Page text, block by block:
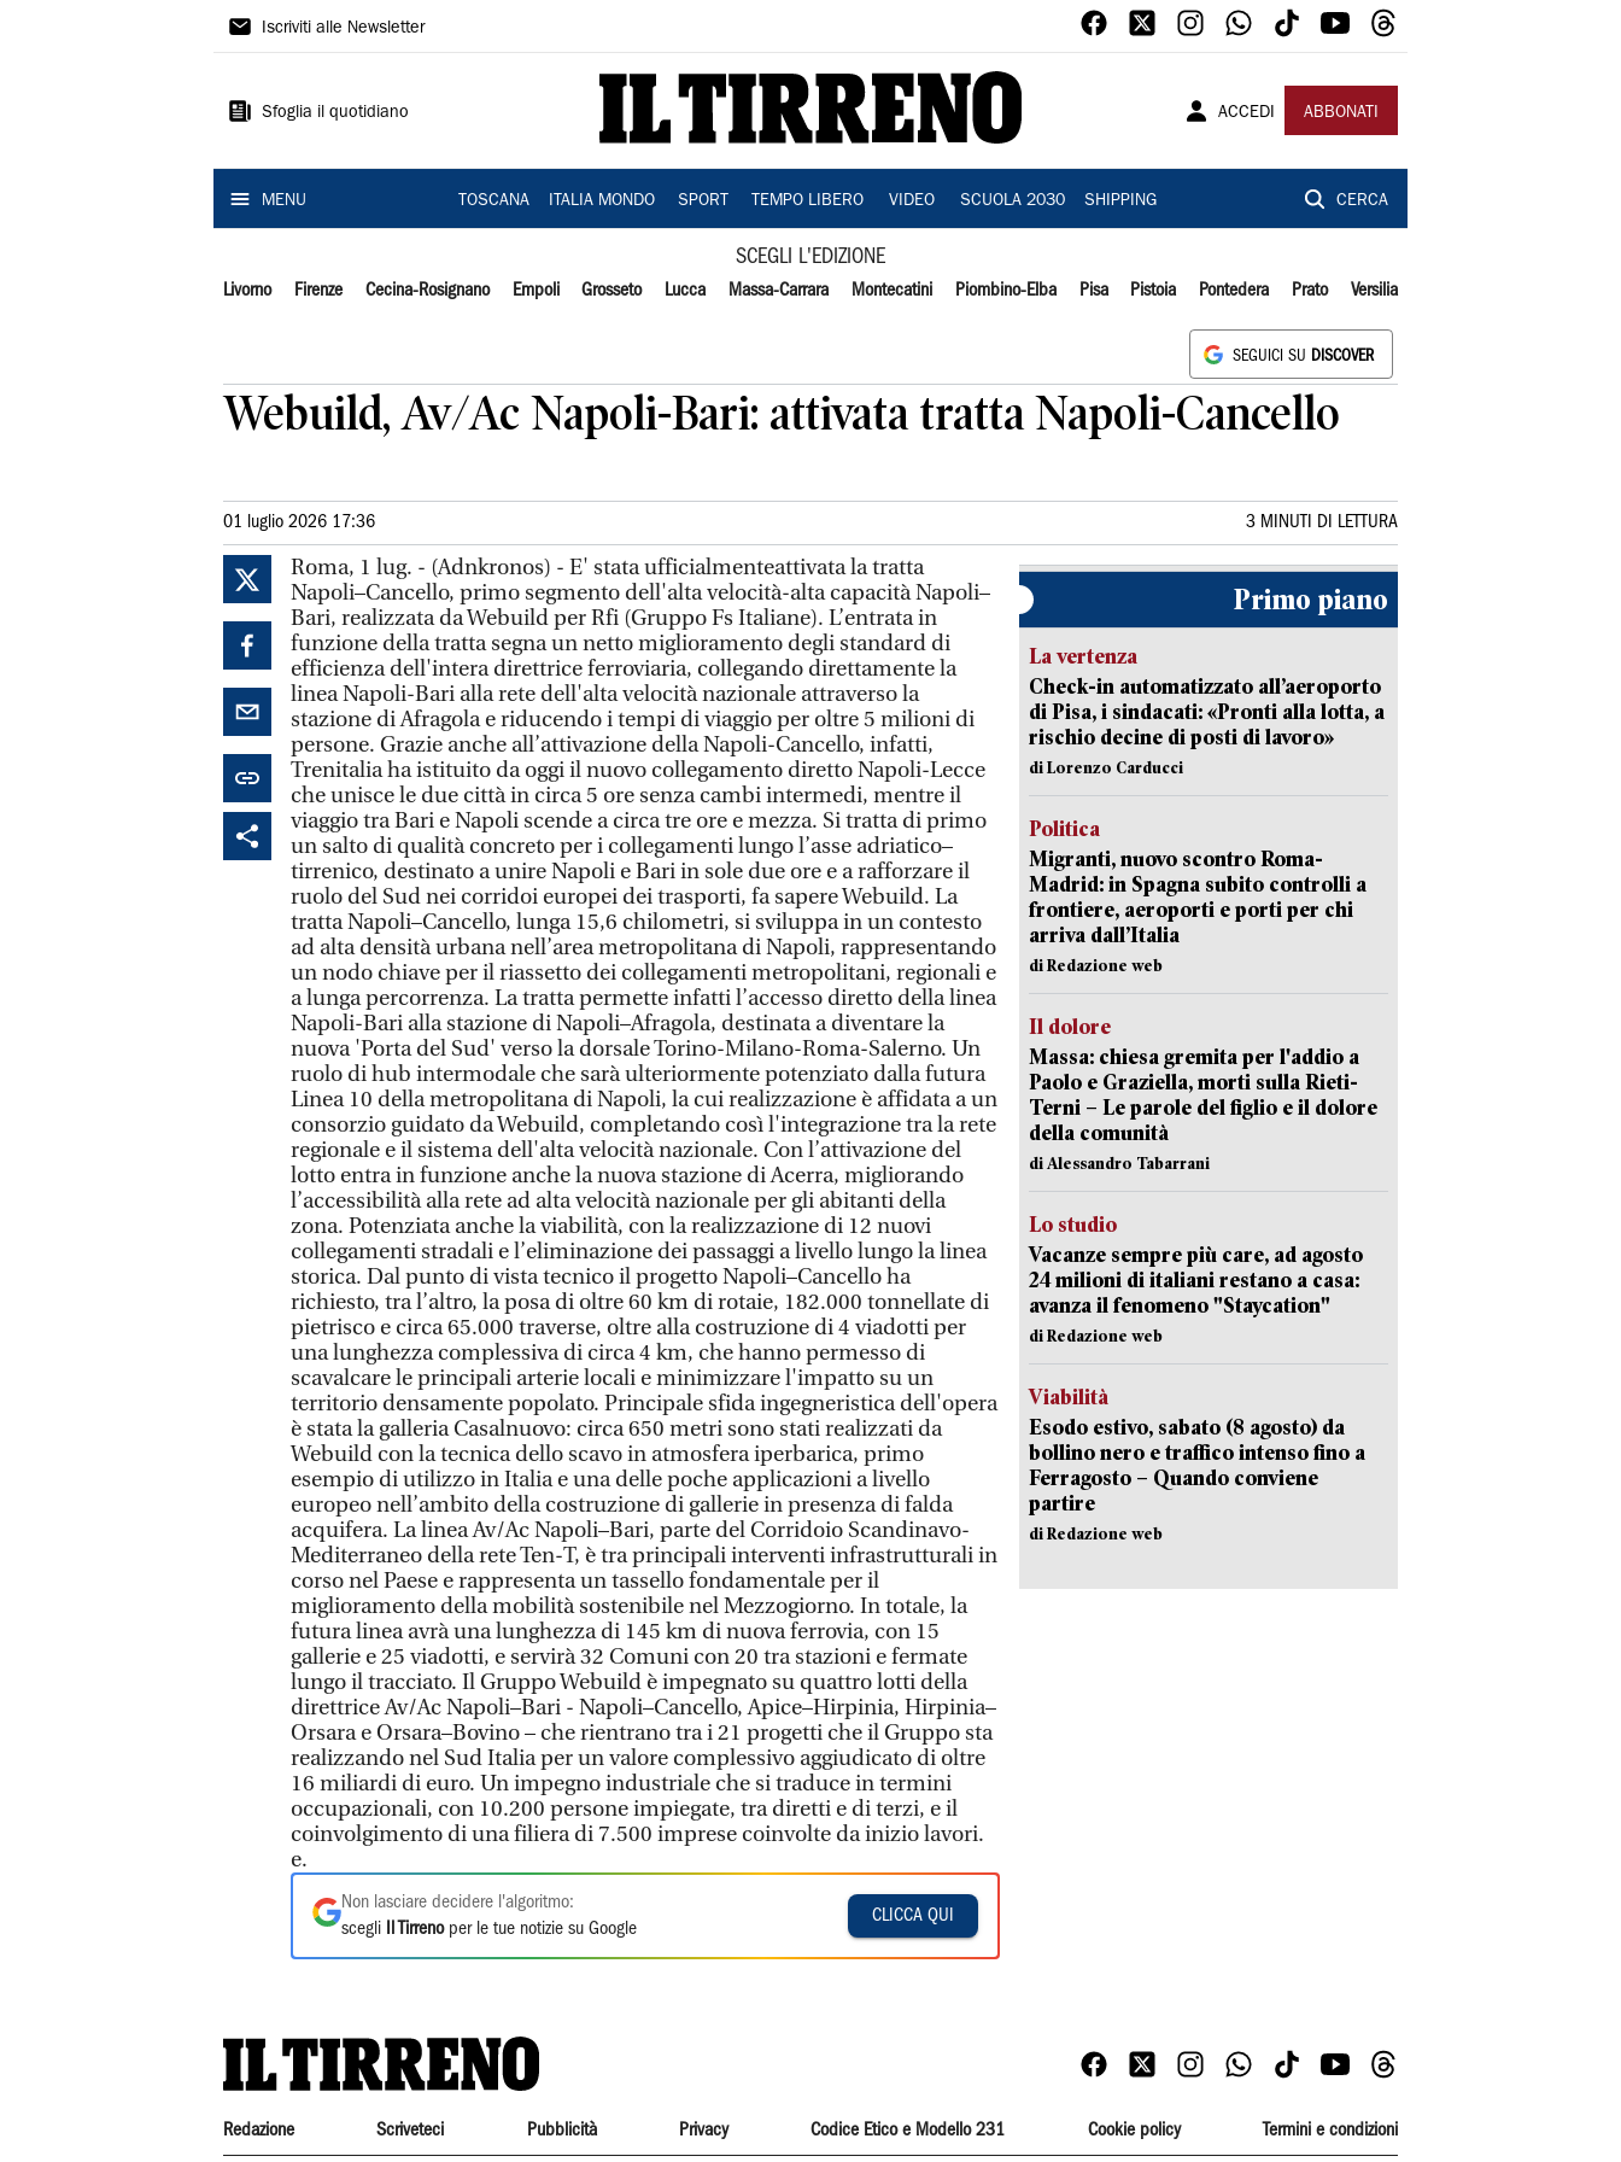
Il
Iscriviti alle Newsletter
Sfoglia il quotidiano ACCEDI ABBONATI
MENU TOSCANA ITALIA MONDO SPORT TEMPO LIBERO VIDEO SCUOLA 2030 SHIPPING CERCA
SCEGLI L'EDIZIONE
Livorno Firenze Cecina-Rosignano Empoli Grosseto Lucca Massa-Carrara Montecatini Piombino-Elba Pisa Pistoia Pontedera Prato Versilia
SEGUICI SU DISCOVER
Webuild, Av/Ac Napoli-Bari: attivata tratta Napoli-Cancello
01 luglio 2026 17:36 3 MINUTI DI LETTURA
Roma, 1 lug. - (Adnkronos) - E' stata ufficialmenteattivata la tratta
Napoli–Cancello, primo segmento dell'alta velocità-alta capacità Napoli–
Bari, realizzata da Webuild per Rfi (Gruppo Fs Italiane). L’entrata in
funzione della tratta segna un netto miglioramento degli standard di
efficienza dell'intera direttrice ferroviaria, collegando direttamente la
linea Napoli-Bari alla rete dell'alta velocità nazionale attraverso la
stazione di Afragola e riducendo i tempi di viaggio per oltre 5 milioni di
persone. Grazie anche all’attivazione della Napoli-Cancello, infatti,
Trenitalia ha istituito da oggi il nuovo collegamento diretto Napoli-Lecce
che unisce le due città in circa 5 ore senza cambi intermedi, mentre il
viaggio tra Bari e Napoli scende a circa tre ore e mezza. Si tratta di primo
un salto di qualità concreto per i collegamenti lungo l’asse adriatico–
tirrenico, destinato a unire Napoli e Bari in sole due ore e a rafforzare il
ruolo del Sud nei corridoi europei dei trasporti, fa sapere Webuild. La
tratta Napoli–Cancello, lunga 15,6 chilometri, si sviluppa in un contesto
ad alta densità urbana nell’area metropolitana di Napoli, rappresentando
un nodo chiave per il riassetto dei collegamenti metropolitani, regionali e
a lunga percorrenza. La tratta permette infatti l’accesso diretto della linea
Napoli-Bari alla stazione di Napoli–Afragola, destinata a diventare la
nuova 'Porta del Sud' verso la dorsale Torino-Milano-Roma-Salerno. Un
ruolo di hub intermodale che sarà ulteriormente potenziato dalla futura
Linea 10 della metropolitana di Napoli, la cui realizzazione è affidata a un
consorzio guidato da Webuild, completando così l'integrazione tra la rete
regionale e il sistema dell'alta velocità nazionale. Con l’attivazione del
lotto entra in funzione anche la nuova stazione di Acerra, migliorando
l’accessibilità alla rete ad alta velocità nazionale per gli abitanti della
zona. Potenziata anche la viabilità, con la realizzazione di 12 nuovi
collegamenti stradali e l’eliminazione dei passaggi a livello lungo la linea
storica. Dal punto di vista tecnico il progetto Napoli–Cancello ha
richiesto, tra l’altro, la posa di oltre 60 km di rotaie, 182.000 tonnellate di
pietrisco e circa 65.000 traverse, oltre alla costruzione di 4 viadotti per
una lunghezza complessiva di circa 4 km, che hanno permesso di
scavalcare le principali arterie locali e minimizzare l'impatto su un
territorio densamente popolato. Principale sfida ingegneristica dell'opera
è stata la galleria Casalnuovo: circa 650 metri sono stati realizzati da
Webuild con la tecnica dello scavo in atmosfera iperbarica, primo
esempio di utilizzo in Italia e una delle poche applicazioni a livello
europeo nell’ambito della costruzione di gallerie in presenza di falda
acquifera. La linea Av/Ac Napoli–Bari, parte del Corridoio Scandinavo-
Mediterraneo della rete Ten-T, è tra principali interventi infrastrutturali in
corso nel Paese e rappresenta un tassello fondamentale per il
miglioramento della mobilità sostenibile nel Mezzogiorno. In totale, la
futura linea avrà una lunghezza di 145 km di nuova ferrovia, con 15
gallerie e 25 viadotti, e servirà 32 Comuni con 20 tra stazioni e fermate
lungo il tracciato. Il Gruppo Webuild è impegnato su quattro lotti della
direttrice Av/Ac Napoli–Bari - Napoli–Cancello, Apice–Hirpinia, Hirpinia–
Orsara e Orsara–Bovino – che rientrano tra i 21 progetti che il Gruppo sta
realizzando nel Sud Italia per un valore complessivo aggiudicato di oltre
16 miliardi di euro. Un impegno industriale che si traduce in termini
occupazionali, con 10.200 persone impiegate, tra diretti e di terzi, e il
coinvolgimento di una filiera di 7.500 imprese coinvolte da inizio lavori.
e.
Non lasciare decidere l'algoritmo:
scegli
Il Tirrenoper le tue notizie su Google
CLICCA QUI
Primo piano
La vertenza
Check-in automatizzato all’aeroporto
di Pisa, i sindacati: «Pronti alla lotta, a
rischio decine di posti di lavoro»
di Lorenzo Carducci
Politica
Migranti, nuovo scontro Roma-
Madrid: in Spagna subito controlli a
frontiere, aeroporti e porti per chi
arriva dall’Italia
di Redazione web
Il dolore
Massa: chiesa gremita per l'addio a
Paolo e Graziella, morti sulla Rieti-
Terni – Le parole del figlio e il dolore
della comunità
di Alessandro Tabarrani
Lo studio
Vacanze sempre più care, ad agosto
24 milioni di italiani restano a casa:
avanza il fenomeno "Staycation"
di Redazione web
Viabilità
Esodo estivo, sabato (8 agosto) da
bollino nero e traffico intenso fino a
Ferragosto – Quando conviene
partire
di Redazione web
Redazione Scriveteci Pubblicità Privacy Codice Etico e Modello 231 Cookie policy Termini e condizioni